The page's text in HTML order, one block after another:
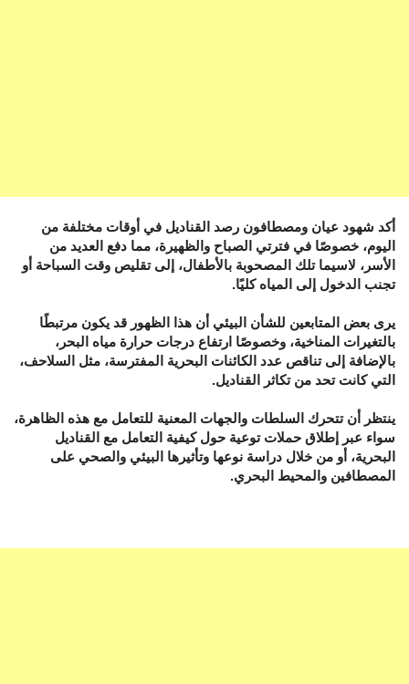
أكد شهود عيان ومصطافون رصد القناديل في أوقات مختلفة من
اليوم، خصوصًا في فترتي الصباح والظهيرة، مما دفع العديد من
الأسر، لاسيما تلك المصحوبة بالأطفال، إلى تقليص وقت السباحة أو
تجنب الدخول إلى المياه كليًا.
يرى بعض المتابعين للشأن البيئي أن هذا الظهور قد يكون مرتبطًا
بالتغيرات المناخية، وخصوصًا ارتفاع درجات حرارة مياه البحر،
بالإضافة إلى تناقص عدد الكائنات البحرية المفترسة، مثل السلاحف،
التي كانت تحد من تكاثر القناديل.
ينتظر أن تتحرك السلطات والجهات المعنية للتعامل مع هذه الظاهرة،
سواء عبر إطلاق حملات توعية حول كيفية التعامل مع القناديل
البحرية، أو من خلال دراسة نوعها وتأثيرها البيئي والصحي على
المصطافين والمحيط البحري.